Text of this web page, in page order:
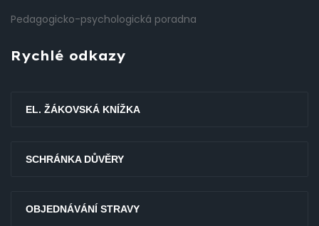
Pedagogicko-psychologická poradna
Rychlé odkazy
EL. ŽÁKOVSKÁ KNÍŽKA
SCHRÁNKA DŮVĚRY
OBJEDNÁVÁNÍ STRAVY